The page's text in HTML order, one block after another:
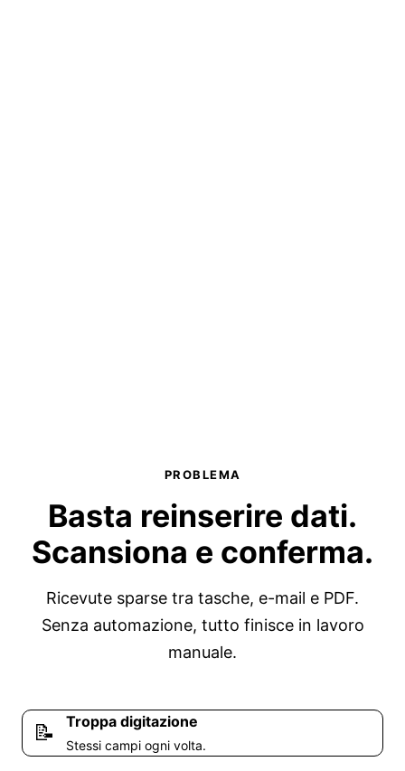
PROBLEMA
Basta reinserire dati.
Scansiona e conferma.
Ricevute sparse tra tasche, e-mail e PDF.
Senza automazione, tutto finisce in lavoro
manuale.
📝 Troppa digitazione
Stessi campi ogni volta.